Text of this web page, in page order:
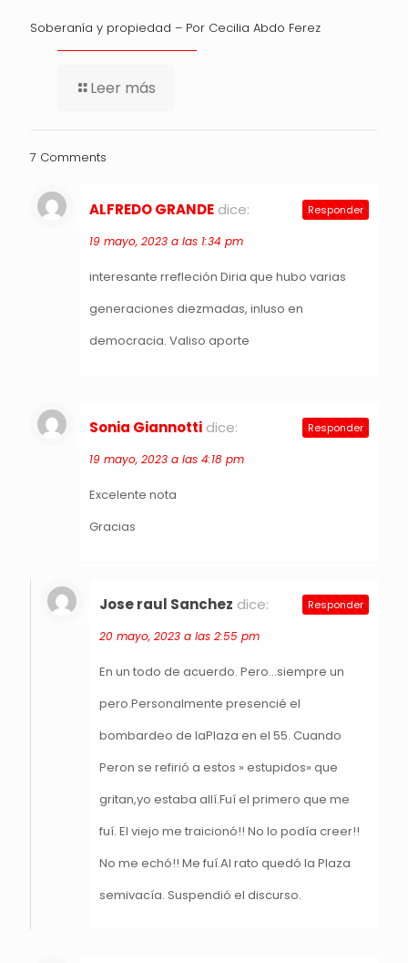
Soberanía y propiedad – Por Cecilia Abdo Ferez
Leer más
7 Comments
ALFREDO GRANDE dice:
19 mayo, 2023 a las 1:34 pm
interesante rrefleción Diria que hubo varias
generaciones diezmadas, inluso en
democracia. Valiso aporte
Responder
Sonia Giannotti dice:
19 mayo, 2023 a las 4:18 pm
Excelente nota
Gracias
Responder
Jose raul Sanchez dice:
20 mayo, 2023 a las 2:55 pm
En un todo de acuerdo. Pero…siempre un
pero.Personalmente presencié el
bombardeo de laPlaza en el 55. Cuando
Peron se refirió a estos » estupidos» que
gritan,yo estaba allí.Fuí el primero que me
fuí. El viejo me traicionó!! No lo podía creer!!
No me echó!! Me fuí.Al rato quedó la Plaza
semivacía. Suspendió el discurso.
Responder